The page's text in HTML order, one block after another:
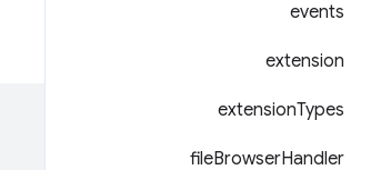
events
extension
extensionTypes
fileBrowserHandler